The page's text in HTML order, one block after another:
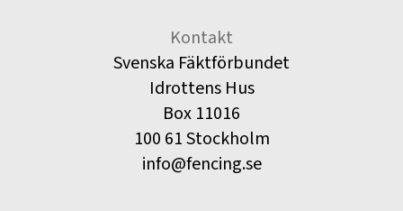
Kontakt
Svenska Fäktförbundet
Idrottens Hus
Box 11016
100 61 Stockholm
info@fencing.se